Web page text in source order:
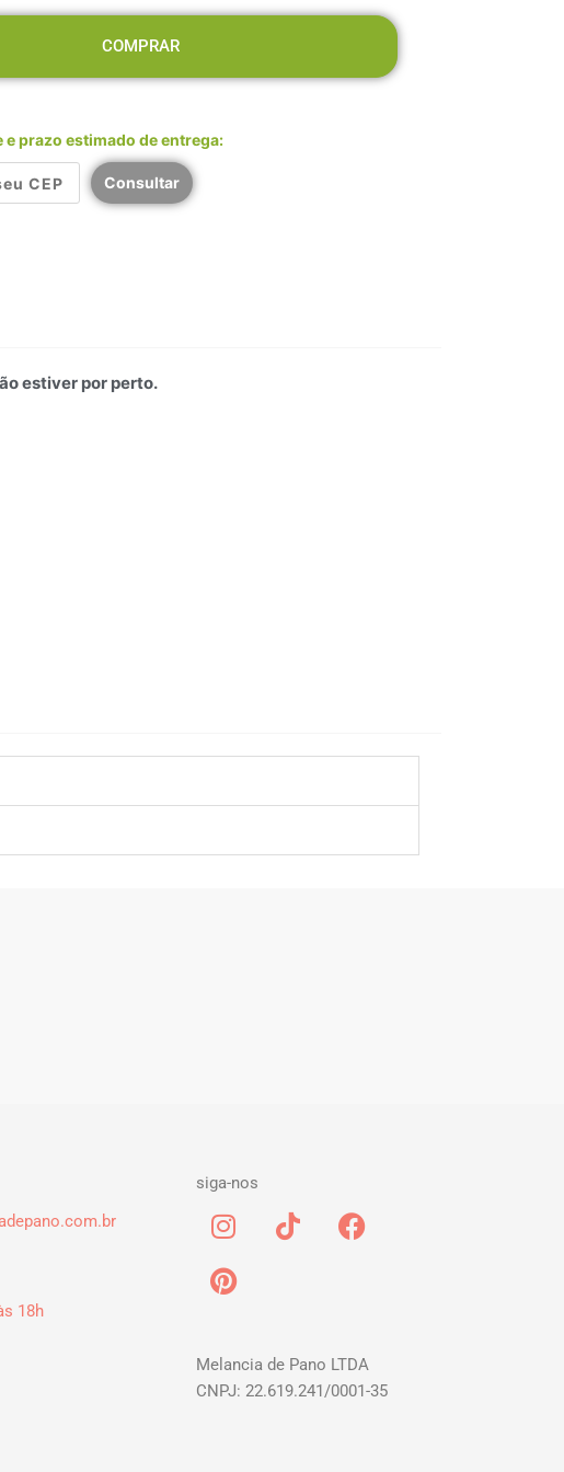
COMPRAR
prazo estimado de entrega:
Consultar
estiver por perto.
18h
siga-nos
I
n
s
t
r
a
T
i
F
a
o
k
P
i
n
t
e
s
Melancia de Pano LTDA
CNPJ: 22.619.241/0001-35